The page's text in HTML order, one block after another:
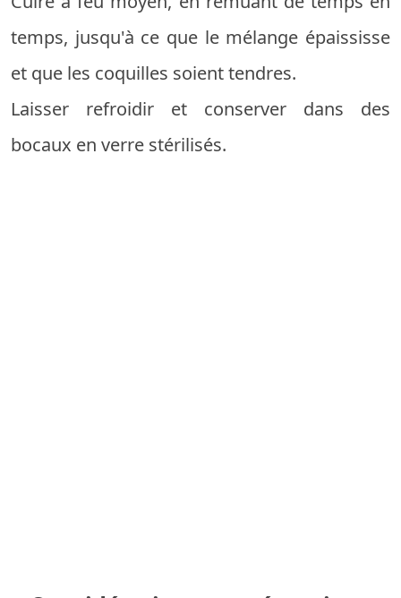
temps, jusqu'à ce que le mélange épaississe
et que les coquilles soient tendres.
Laisser refroidir et conserver dans des
bocaux en verre stérilisés.